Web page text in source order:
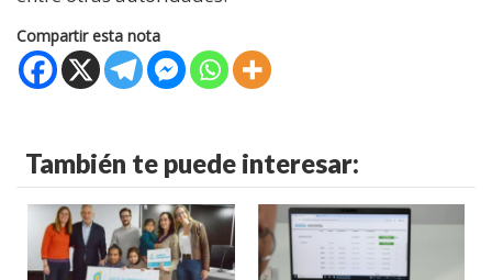
Compartir esta nota
También te puede interesar: